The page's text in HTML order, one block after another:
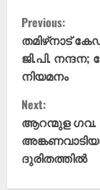
C
o
n
t
i
n
Previous:
തമിഴ്‌നാട്
ജി.പി. നന്ദന;
നിയമനം
Next:
ആറന്മുള
ദുരിതത്തിൽ